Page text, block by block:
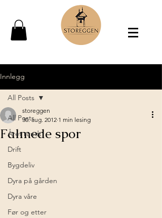
Innlegg
All Posts
Året rundt
Drift
Bygdeliv
Dyra på gården
Dyra våre
Før og etter
All Posts
Falmede spor
storeggen
30. aug. 2012 1 min lesing